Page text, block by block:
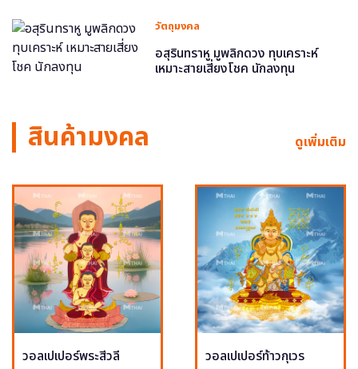
วัตถุมงคล
อสุรินทราหู มูพลิกดวง ทุบเคราะห์
เหมาะสายเสี่ยงโชค นักลงทุน
สินค้ามงคล ดูเพิ่มเติม
วอลเปเปอร์พระสีวลี วอลเปเปอร์ท้าวกุเวร